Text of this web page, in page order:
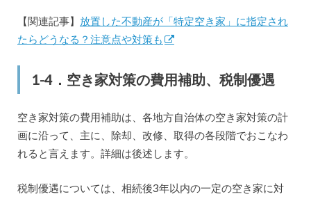
【関連記事】 放置した不動産が「特定空き家」に指定され
たらどうなる？注意点や対策も
1-4．空き家対策の費用補助、税制優遇
空き家対策の費用補助は、各地方自治体の空き家対策の計
画に沿って、主に、除却、改修、取得の各段階でおこなわ
れると言えます。詳細は後述します。
税制優遇については、相続後3年以内の一定の空き家に対